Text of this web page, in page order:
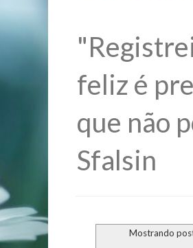
feliz é
que não
Sfalsin
Mostrando